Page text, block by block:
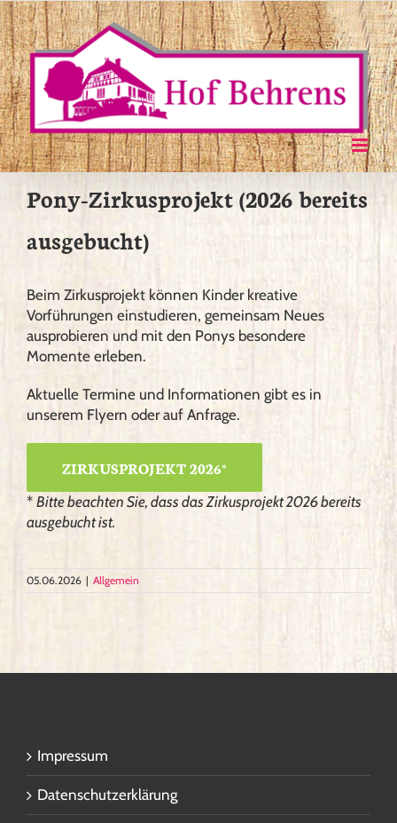
Zum
Inhalt
springen
Pony-Zirkusprojekt (2026 bereits
ausgebucht)
Beim Zirkusprojekt können Kinder kreative
Vorführungen einstudieren, gemeinsam Neues
ausprobieren und mit den Ponys besondere
Momente erleben.
Aktuelle Termine und Informationen gibt es in
unserem Flyern oder auf Anfrage.
ZIRKUSPROJEKT 2026*
* Bitte beachten Sie, dass das Zirkusprojekt 2026 bereits
ausgebucht ist.
05.06.2026 | Allgemein
Impressum
Datenschutzerklärung